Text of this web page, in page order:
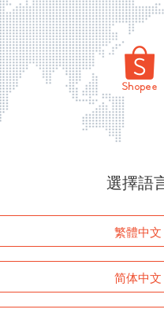
頁面無法顯
登入
返回首頁
選擇語
繁體中文
简体中文